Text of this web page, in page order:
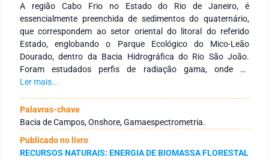
A região Cabo Frio no Estado do Rio de Janeiro, é
essencialmente preenchida de sedimentos do quaternário,
que correspondem ao setor oriental do litoral do referido
Estado, englobando o Parque Ecológico do Mico-Leão
Dourado, dentro da Bacia Hidrográfica do Rio São João.
Foram estudados perfis de radiação gama, onde os
elementos Urânio, Tório e Potássio mostraram assinaturas
conhecimento da deposição na Bacia de Campos.A
radioatividade natural é usada no mapeamento geológico,
nas análises minerais e em ambientes de bacias sedimentares
para a pesquisa de petróleo e gás. A sua aplicação se deve às
características de alguns radioisótopos (núcleos instáveis),
Ler mais...
Palavras-chave
Bacia de Campos, Onshore, Gamaespectrometria.
Publicado no livro
RECURSOS NATURAIS: ENERGIA DE BIOMASSA FLORESTAL